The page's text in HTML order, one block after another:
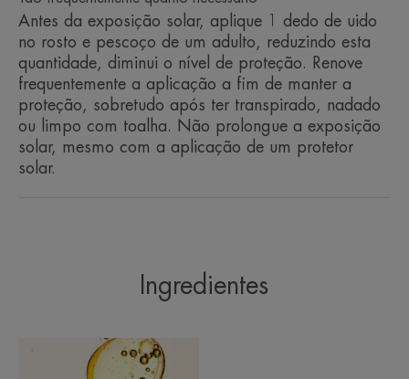
Antes da exposição solar, aplique 1 dedo de uido
no rosto e pescoço de um adulto, reduzindo esta
quantidade, diminui o nível de proteção. Renove
frequentemente a aplicação a fim de manter a
proteção, sobretudo após ter transpirado, nadado
ou limpo com toalha. Não prolongue a exposição
solar, mesmo com a aplicação de um protetor
solar.
Ingredientes